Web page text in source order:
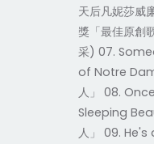
天后凡妮莎威
獎「最佳原創
采) 07.
of Notre
人」 08.
Sleeping
人」 09.